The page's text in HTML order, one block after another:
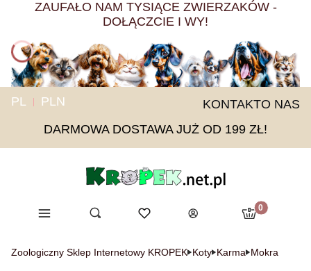
ZAUFAŁO NAM TYSIĄCE ZWIERZAKÓW -
DOŁĄCZCIE I WY!
PL PLN KONTAKTO NAS
DARMOWA DOSTAWA JUŻ OD 199 ZŁ!
Menu Otwórz wyszukiwarkę
Szukaj Ulubione
Zaloguj się
Produkty w
Koszyk
Zoologiczny Sklep Internetowy KROPEK Koty Karma Mokra